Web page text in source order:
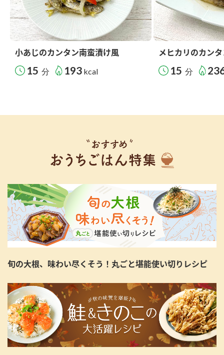
小あじのカンタン南蛮漬け風
15 分 193 kcal
メヒカリのカン
15 分
旬の大根、味わい尽くそう！丸ごと堪能使い切りレシピ